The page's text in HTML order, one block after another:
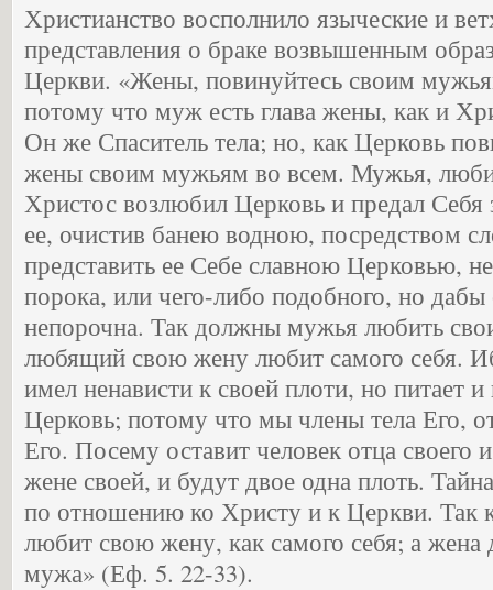
Христианство восполнило языческие и
представления о браке возвышенным
Церкви. «Жены, повинуйтесь своим
потому что муж есть глава жены, как и
Он же Спаситель тела; но, как Церковь
жены своим мужьям во всем. Мужья,
Христос возлюбил Церковь и предал Себя
ее, очистив банею водною, посредством
представить ее Себе славною Церковью,
порока, или чего-либо подобного, но дабы
непорочна. Так должны мужья любить
любящий свою жену любит самого себя.
имел ненависти к своей плоти, но питает и
Церковь; потому что мы члены тела Его,
Его. Посему оставит человек отца своего
жене своей, и будут двое одна плоть.
по отношению ко Христу и к Церкви. Так
любит свою жену, как самого себя; а жена
мужа» (Еф. 5. 22-33).